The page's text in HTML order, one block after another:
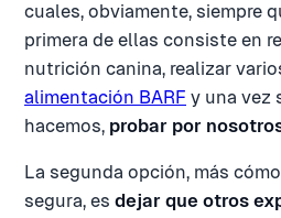
cuales, obviamente, siempre
primera de ellas consiste en
nutrición canina, realizar
alimentación BARF y una vez
hacemos, probar por
La segunda opción, más
segura, es dejar que otros